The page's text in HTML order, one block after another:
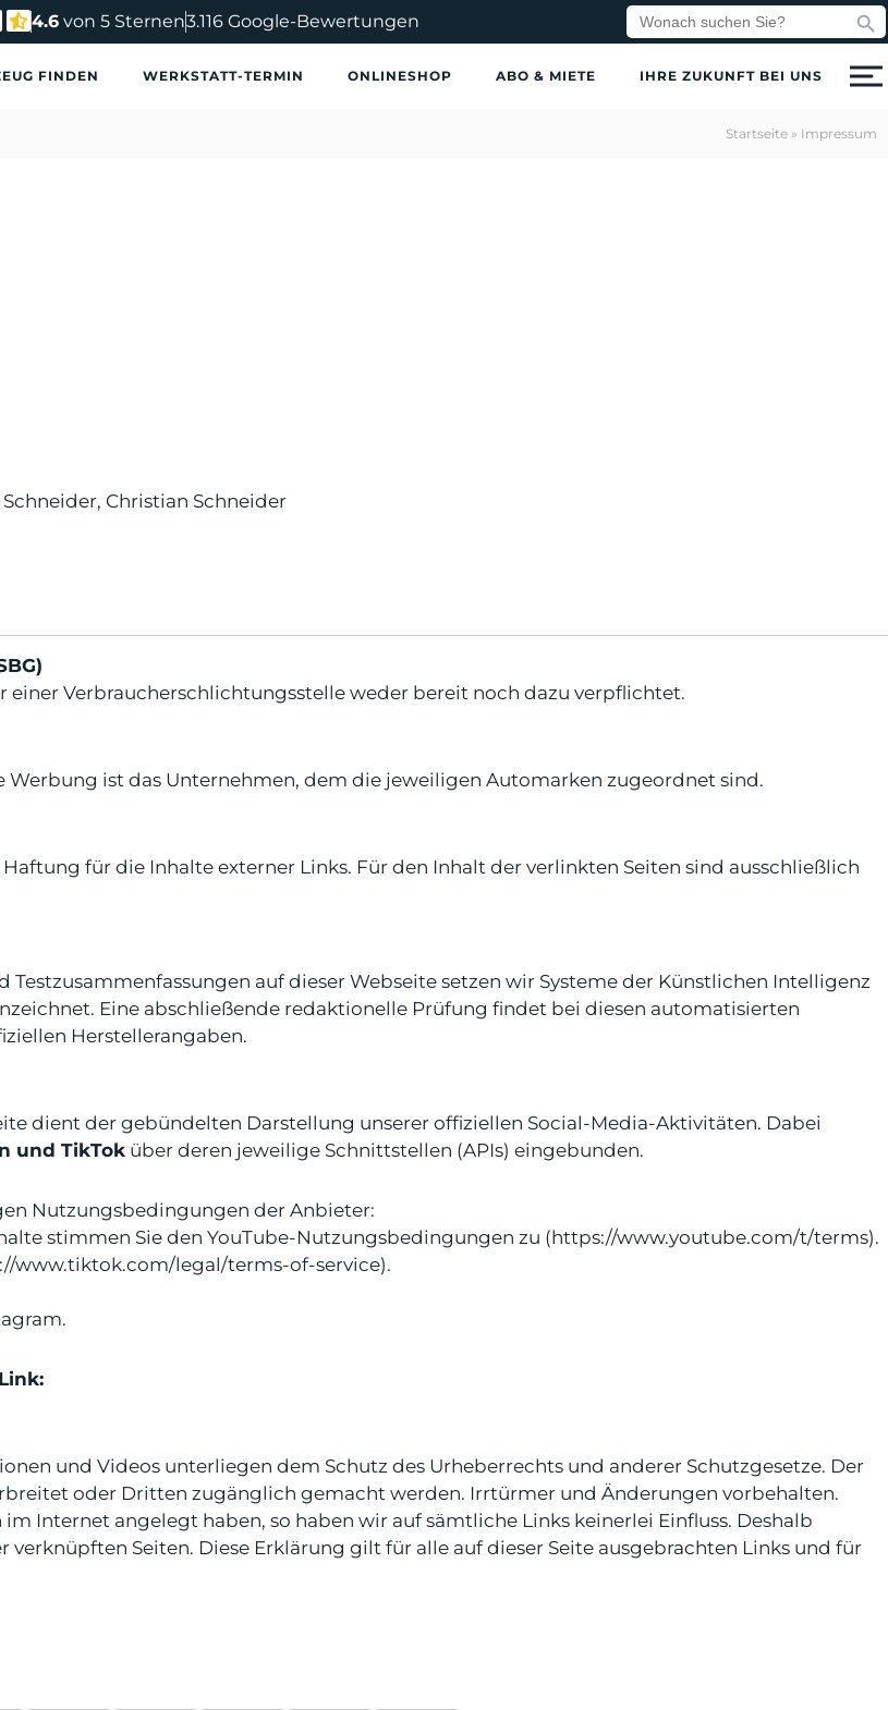
4.6von 5 Sternen3.116 Google-Bewertungen Search
for:
Search
FINDEN WERKSTATT-TERMIN ONLINESHOP ABO & MIETE IHRE ZUKUNFT BEI UNS
Startseite » Impressum
Christian Schneider
Verbraucherschlichtungsstelle weder bereit noch dazu verpflichtet.
ist das Unternehmen, dem die jeweiligen Automarken zugeordnet sind.
für die Inhalte externer Links. Für den Inhalt der verlinkten Seiten sind ausschließlich
auf dieser Webseite setzen wir Systeme der Künstlichen Intelligenz
Eine abschließende redaktionelle Prüfung findet bei diesen automatisierten
Herstellerangaben.
dient der gebündelten Darstellung unserer offiziellen Social-Media-Aktivitäten. Dabei
und TikTok über deren jeweilige Schnittstellen (APIs) eingebunden.
Nutzungsbedingungen der Anbieter:
stimmen Sie den YouTube-Nutzungsbedingungen zu (https://www.youtube.com/t/terms).
www.tiktok.com/legal/terms-of-service).
und Videos unterliegen dem Schutz des Urheberrechts und anderer Schutzgesetze. Der
oder Dritten zugänglich gemacht werden. Irrtürmer und Änderungen vorbehalten.
Internet angelegt haben, so haben wir auf sämtliche Links keinerlei Einfluss. Deshalb
Seiten. Diese Erklärung gilt für alle auf dieser Seite ausgebrachten Links und für